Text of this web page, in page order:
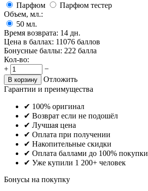
Парфюм
Парфюм тестер
Объем, мл.:
50 мл.
Время возврата: 14 дн.
Цена в баллах: 11076 баллов
Бонусные баллы: 222 балла
Кол-во:
+
−
В корзину
Отложить
Гарантии и преимущества
✔ 100% оригинал
✔ Возврат если не подошёл
✔ Лучшая цена
✔ Оплата при получении
✔ Накопительные скидки
✔ Оплата баллами до 100% покупки
✔ Уже купили 1 200+ человек
Бонусы на покупку